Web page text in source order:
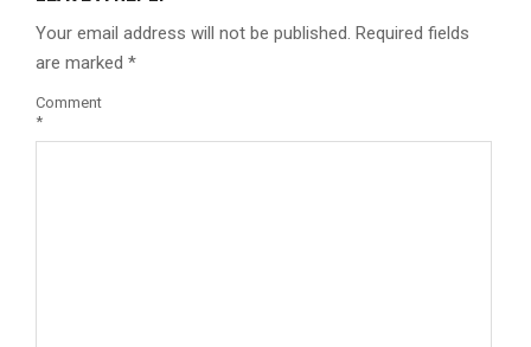
Your email address will not be published. Required fields
are marked *
Comment
*